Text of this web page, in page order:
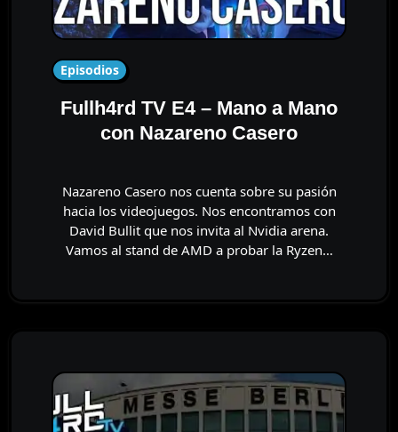
Episodios
Fullh4rd TV E4 – Mano a Mano
con Nazareno Casero
Nazareno Casero nos cuenta sobre su pasión
hacia los videojuegos. Nos encontramos con
David Bullit que nos invita al Nvidia arena.
Vamos al stand de AMD a probar la Ryzen…